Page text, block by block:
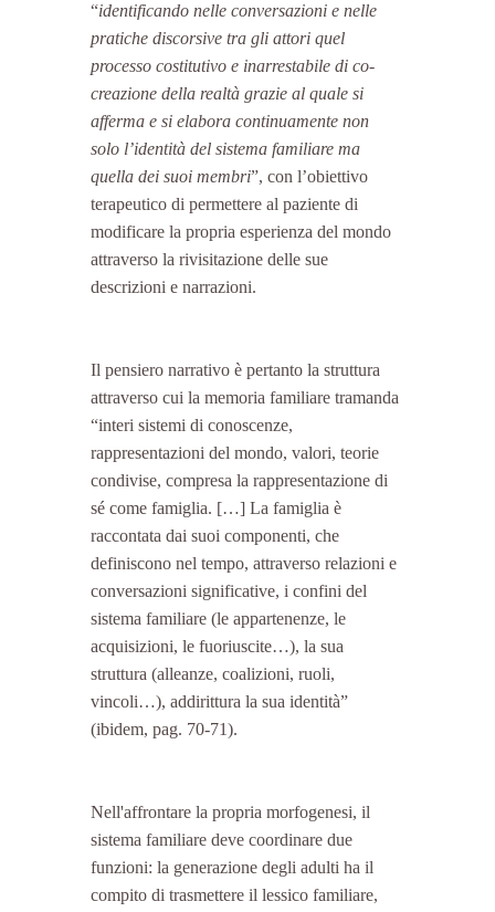
“identificando nelle conversazioni e nelle
pratiche discorsive tra gli attori quel
processo costitutivo e inarrestabile di co-
creazione della realtà grazie al quale si
afferma e si elabora continuamente non
solo l’identità del sistema familiare ma
quella dei suoi membri”, con l’obiettivo
terapeutico di permettere al paziente di
modificare la propria esperienza del mondo
attraverso la rivisitazione delle sue
descrizioni e narrazioni.
Il pensiero narrativo è pertanto la struttura
attraverso cui la memoria familiare tramanda
“interi sistemi di conoscenze,
rappresentazioni del mondo, valori, teorie
condivise, compresa la rappresentazione di
sé come famiglia. […] La famiglia è
raccontata dai suoi componenti, che
definiscono nel tempo, attraverso relazioni e
conversazioni significative, i confini del
sistema familiare (le appartenenze, le
acquisizioni, le fuoriuscite…), la sua
struttura (alleanze, coalizioni, ruoli,
vincoli…), addirittura la sua identità”
(ibidem, pag. 70-71).
Nell'affrontare la propria morfogenesi, il
sistema familiare deve coordinare due
funzioni: la generazione degli adulti ha il
compito di trasmettere il lessico familiare,